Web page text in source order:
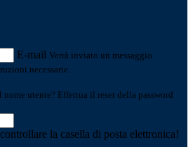
E-mail Verrà inviato un messaggio
necessarie.
nome utente? Effettua il reset della password
la casella di posta elettronica!